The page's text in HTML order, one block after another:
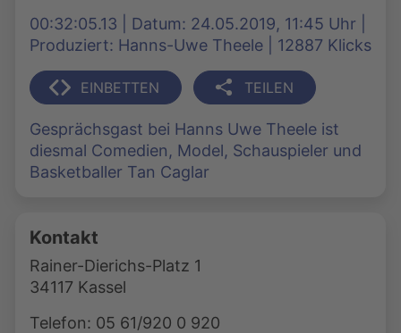
00:32:05.13 | Datum: 24.05.2019, 11:45 Uhr |
Produziert: Hanns-Uwe Theele | 12887 Klicks
EINBETTEN TEILEN
Gesprächsgast bei Hanns Uwe Theele ist
diesmal Comedien, Model, Schauspieler und
Basketballer Tan Caglar
Kontakt
Rainer-Dierichs-Platz 1
34117 Kassel
Telefon: 05 61/920 0 920